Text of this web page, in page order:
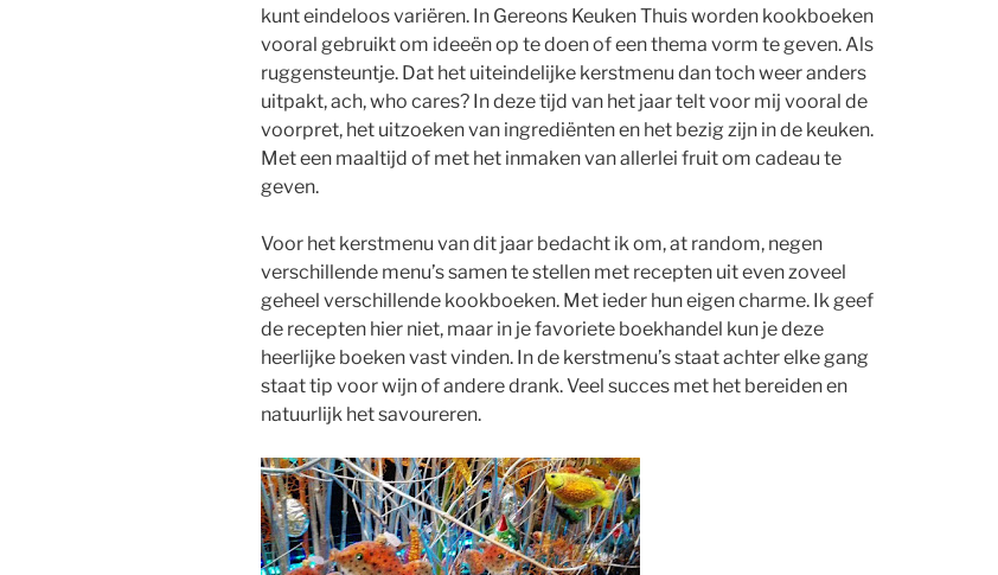
kunt eindeloos variëren. In Gereons Keuken Thuis worden kookboeken
vooral gebruikt om ideeën op te doen of een thema vorm te geven. Als
ruggensteuntje. Dat het uiteindelijke kerstmenu dan toch weer anders
uitpakt, ach, who cares? In deze tijd van het jaar telt voor mij vooral de
voorpret, het uitzoeken van ingrediënten en het bezig zijn in de keuken.
Met een maaltijd of met het inmaken van allerlei fruit om cadeau te
geven.
Voor het kerstmenu van dit jaar bedacht ik om, at random, negen
verschillende menu’s samen te stellen met recepten uit even zoveel
geheel verschillende kookboeken. Met ieder hun eigen charme. Ik geef
de recepten hier niet, maar in je favoriete boekhandel kun je deze
heerlijke boeken vast vinden. In de kerstmenu’s staat achter elke gang
staat tip voor wijn of andere drank. Veel succes met het bereiden en
natuurlijk het savoureren.